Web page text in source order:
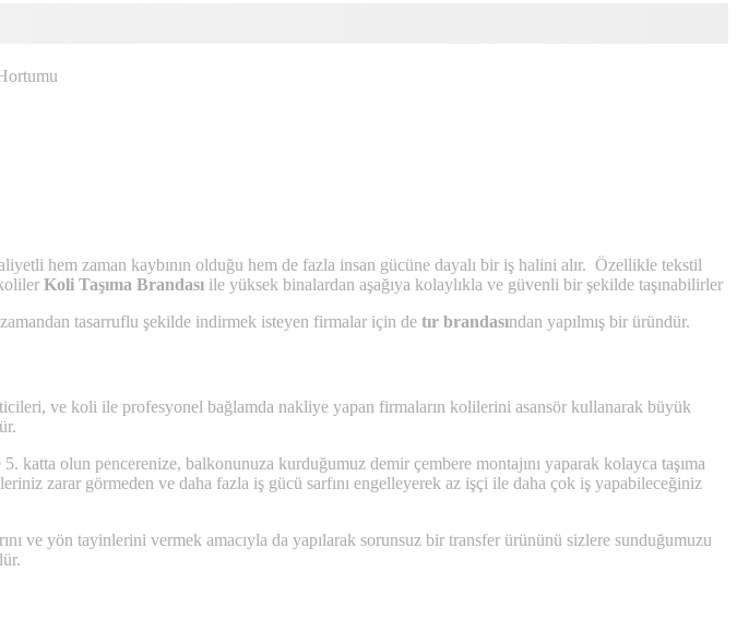
hem zaman kaybının olduğu hem de fazla insan gücüne dayalı bir iş halini alır. Özellikle tekstil
Koli Taşıma Brandası ile yüksek binalardan aşağıya kolaylıkla ve güvenli bir şekilde taşınabilirler
tasarruflu şekilde indirmek isteyen firmalar için de tır brandasından yapılmış bir üründür.
ve koli ile profesyonel bağlamda nakliye yapan firmaların kolilerini asansör kullanarak büyük
olun pencerenize, balkonunuza kurduğumuz demir çembere montajını yaparak kolayca taşıma
zarar görmeden ve daha fazla iş gücü sarfını engelleyerek az işçi ile daha çok iş yapabileceğiniz
ve yön tayinlerini vermek amacıyla da yapılarak sorunsuz bir transfer ürününü sizlere sunduğumuzu